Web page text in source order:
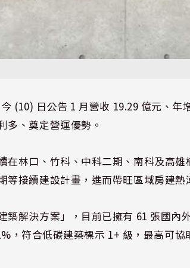
(10) 日公告 1 月營收 19.29 億元、
多、奠定營運優勢。
在林口、竹科、中科二期、南科及高
等接續建設計畫，進而帶旺區域房建熱
築解決方案」，目前已擁有 61 張國內
，符合低碳建築標示 1+ 級，最高可